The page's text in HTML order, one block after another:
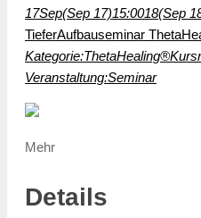
17Sep(Sep 17)15:0018(Sep
TieferAufbauseminar
Kategorie:ThetaHealing®
Veranstaltung:Seminar
Mehr
Details